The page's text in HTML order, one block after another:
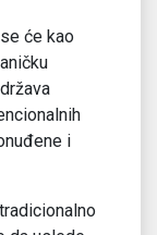
će kao
i